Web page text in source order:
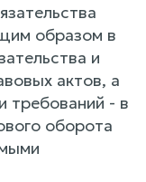
образом в
и
актов, а
требований - в
оборота